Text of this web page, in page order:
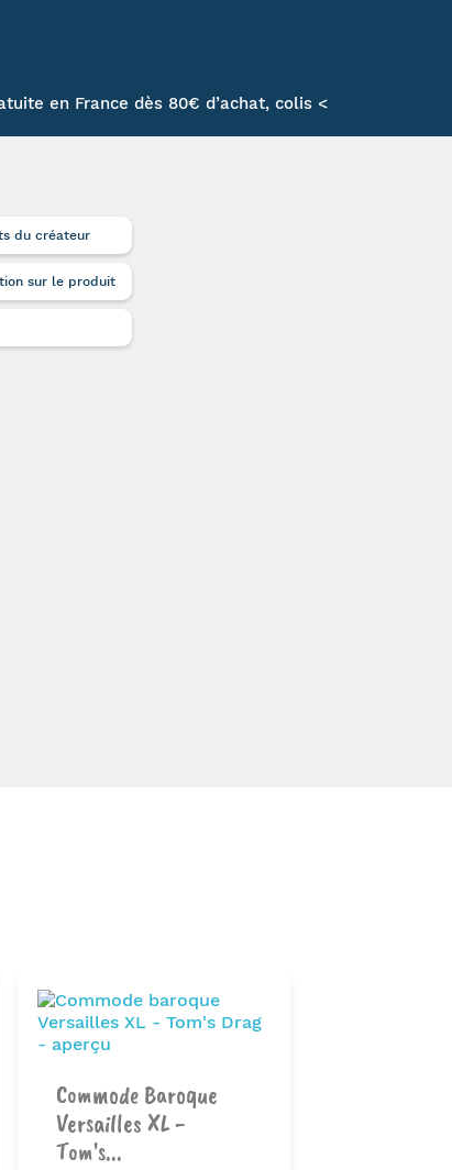
en France dès 80€ d’achat, colis <
du créateur
sur le produit
Commode Baroque
Versailles XL -
Tom's...